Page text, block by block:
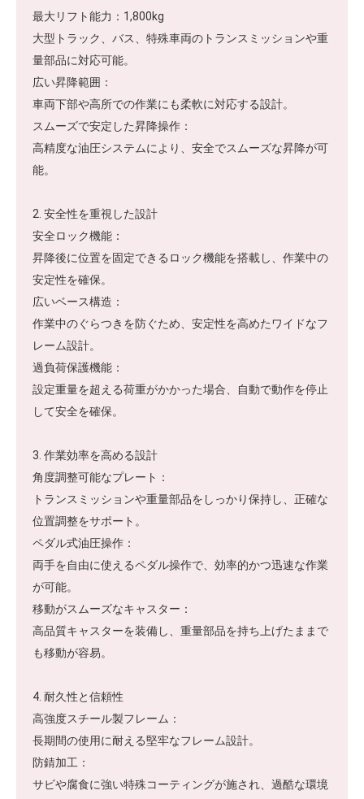
最大リフト能力：1,800kg
大型トラック、バス、特殊車両のトランスミッションや重
量部品に対応可能。
広い昇降範囲：
車両下部や高所での作業にも柔軟に対応する設計。
スムーズで安定した昇降操作：
高精度な油圧システムにより、安全でスムーズな昇降が可
能。
2. 安全性を重視した設計
安全ロック機能：
昇降後に位置を固定できるロック機能を搭載し、作業中の
安定性を確保。
広いベース構造：
作業中のぐらつきを防ぐため、安定性を高めたワイドなフ
レーム設計。
過負荷保護機能：
設定重量を超える荷重がかかった場合、自動で動作を停止
して安全を確保。
3. 作業効率を高める設計
角度調整可能なプレート：
トランスミッションや重量部品をしっかり保持し、正確な
位置調整をサポート。
ペダル式油圧操作：
両手を自由に使えるペダル操作で、効率的かつ迅速な作業
が可能。
移動がスムーズなキャスター：
高品質キャスターを装備し、重量部品を持ち上げたままで
も移動が容易。
4. 耐久性と信頼性
高強度スチール製フレーム：
長期間の使用に耐える堅牢なフレーム設計。
防錆加工：
サビや腐食に強い特殊コーティングが施され、過酷な環境